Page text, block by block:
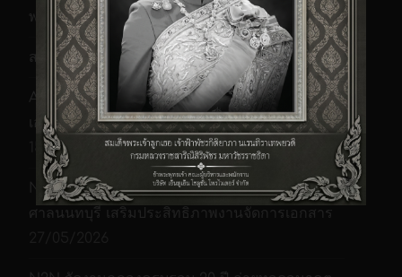
พร้อม OCR ภาษาไทย | N2NSP 21/07/2026
สแกนฟิล์มเป็นไฟล์ดิจิทัล | Film2File 17/07/2026
AVScan X โปรแกรมสแกนเอกสารและจัดการ
เอกสารดิจิทัล | N2N Solution Provider
15/06/2026
N2NSP ส่งมอบเครื่องสแกนเนอร์ AD345GF ให้แก่
ศาลนนทบุรี เสริมประสิทธิภาพงานจัดการเอกสาร